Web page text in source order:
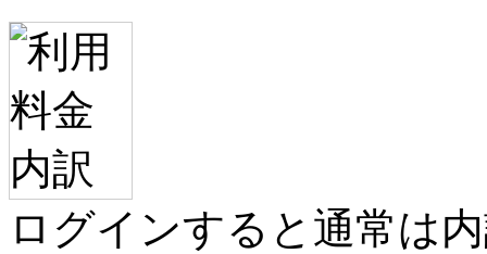
ログインすると通常は